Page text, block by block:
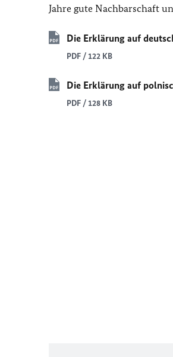
Jahre gute Nachbarschaft
Die Erklärung auf
PDF / 122 KB
Die Erklärung auf
PDF / 128 KB